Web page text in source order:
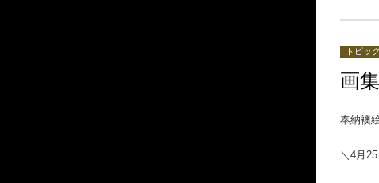
トピッ
画
奉納襖
＼4月